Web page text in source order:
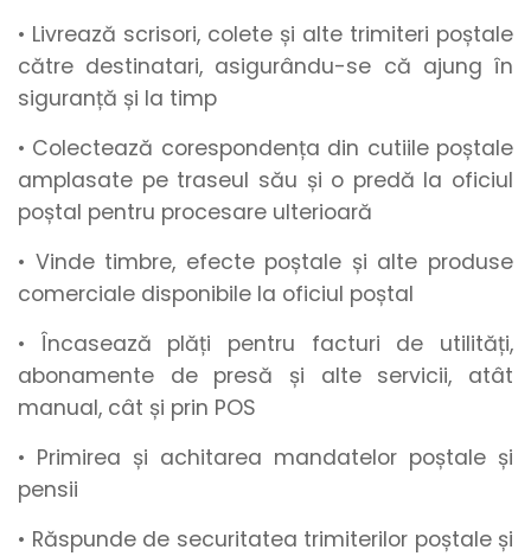
• Livrează scrisori, colete și alte trimiteri poștale
către destinatari, asigurându-se că ajung în
siguranță și la timp
• Colectează corespondența din cutiile poștale
amplasate pe traseul său și o predă la oficiul
poștal pentru procesare ulterioară
• Vinde timbre, efecte poștale și alte produse
comerciale disponibile la oficiul poștal
• Încasează plăți pentru facturi de utilități,
abonamente de presă și alte servicii, atât
manual, cât și prin POS
• Primirea și achitarea mandatelor poștale și
pensii
• Răspunde de securitatea trimiterilor poștale și